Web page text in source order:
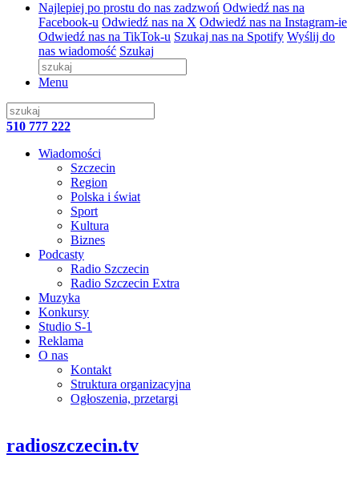
Najlepiej po prostu do nas zadzwoń Odwiedź nas na
Facebook-u Odwiedź nas na X Odwiedź nas na Instagram-ie
Odwiedź nas na TikTok-u Szukaj nas na Spotify Wyślij do
nas wiadomość Szukaj
Menu
510 777 222
Wiadomości
Szczecin
Region
Polska i świat
Sport
Kultura
Biznes
Podcasty
Radio Szczecin
Radio Szczecin Extra
Muzyka
Konkursy
Studio S-1
Reklama
O nas
Kontakt
Struktura organizacyjna
Ogłoszenia, przetargi
radioszczecin.tv